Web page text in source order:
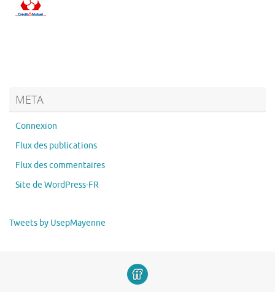
META
Connexion
Flux des publications
Flux des commentaires
Site de WordPress-FR
Tweets by UsepMayenne